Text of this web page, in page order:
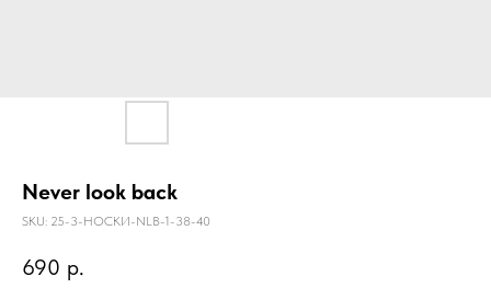
Never look back
SKU: 25-3-НОСКИ-NLB-1-38-40
690 р.